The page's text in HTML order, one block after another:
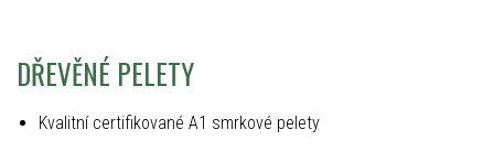
DŘEVĚNÉ PELETY
Kvalitní certifikované A1 smrkové pelety